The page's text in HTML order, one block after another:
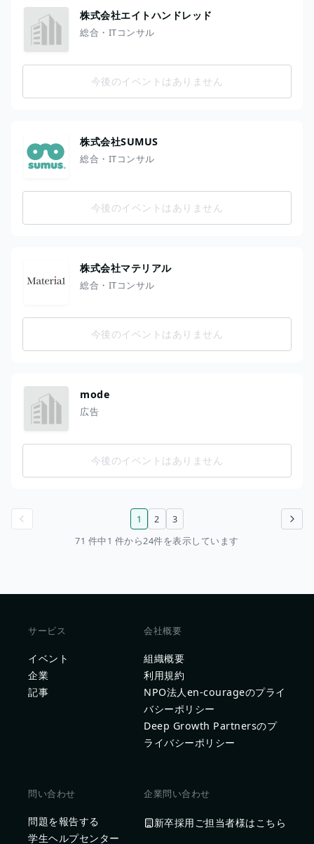
株式会社エイトハンドレッド
総合・ITコンサル
今後のイベントはありません
株式会社SUMUS
総合・ITコンサル
今後のイベントはありません
株式会社マテリアル
総合・ITコンサル
今後のイベントはありません
mode
広告
今後のイベントはありません
次のページ
1 2
3
71 件中1 件から24件を表示しています
サービス
イベント
企業
記事
会社概要
組織概要
利用規約
NPO法人en-courageのプライ
バシーポリシー
Deep Growth Partnersのプ
ライバシーポリシー
問い合わせ
問題を報告する
学生ヘルプセンター
企業問い合わせ
新卒採用ご担当者様はこちら